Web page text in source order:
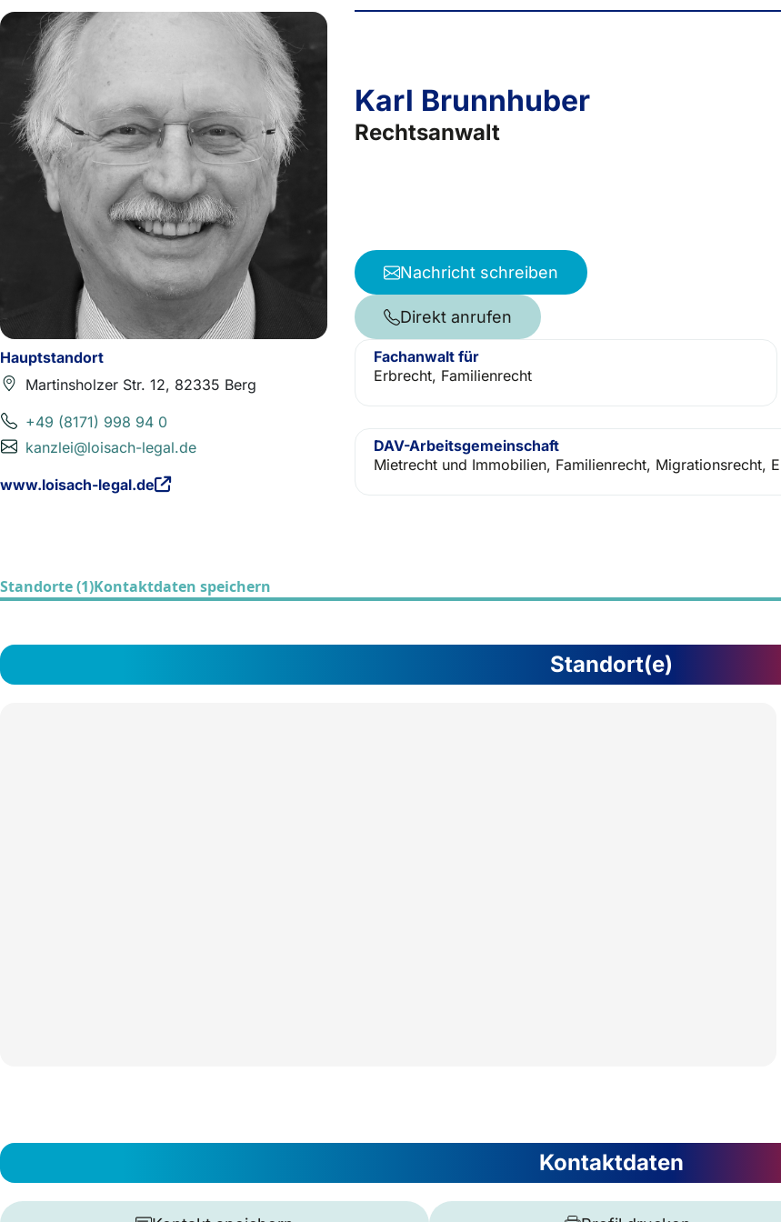
Hauptstandort
Martinsholzer Str. 12, 82335 Berg
+49 (8171) 998 94 0
kanzlei@loisach-legal.de
www.loisach-legal.de
Karl Brunnhuber
Rechtsanwalt
Nachricht schreiben
Direkt anrufen
Fachanwalt für
Erbrecht, Familienrecht
DAV-Arbeitsgemeinschaft
Mietrecht und Immobilien, Familienrecht, Migrationsrecht,
Standorte (1)Kontaktdaten speichern
Standort(e)
Kontaktdaten